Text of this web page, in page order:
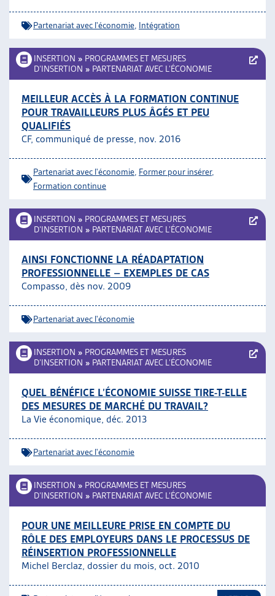
PROJETS ET ACTIVITÉS
Partenariat avec l'économie Intégration
INSERTION » PROGRAMMES ET MESURES
D’INSERTION » PARTENARIAT AVEC L’ÉCONOMIE
MEILLEUR ACCÈS À LA FORMATION CONTINUE
POUR TRAVAILLEURS PLUS ÂGÉS ET PEU
QUALIFIÉS
CF, communiqué de presse, nov. 2016
Partenariat avec l'économie Former pour insérer,
Formation continue
INSERTION » PROGRAMMES ET MESURES
D’INSERTION » PARTENARIAT AVEC L’ÉCONOMIE
AINSI FONCTIONNE LA RÉADAPTATION
PROFESSIONNELLE – EXEMPLES DE CAS
Compasso, dès nov. 2009
Partenariat avec l'économie
INSERTION » PROGRAMMES ET MESURES
D’INSERTION » PARTENARIAT AVEC L’ÉCONOMIE
QUEL BÉNÉFICE L’ÉCONOMIE SUISSE TIRE-T-ELLE
DES MESURES DE MARCHÉ DU TRAVAIL?
La Vie économique, déc. 2013
Partenariat avec l'économie
INSERTION » PROGRAMMES ET MESURES
D’INSERTION » PARTENARIAT AVEC L’ÉCONOMIE
POUR UNE MEILLEURE PRISE EN COMPTE DU
RÔLE DES EMPLOYEURS DANS LE PROCESSUS DE
RÉINSERTION PROFESSIONNELLE
Michel Berclaz, dossier du mois, oct. 2010